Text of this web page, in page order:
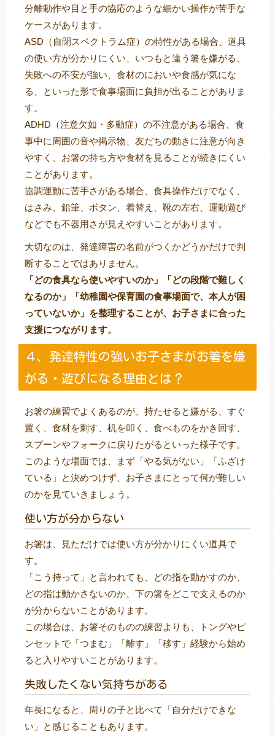
分離動作や目と手の協応のような細かい操作が苦手な
ケースがあります。
ASD（自閉スペクトラム症）の特性がある場合、道具
の使い方が分かりにくい、いつもと違う箸を嫌がる、
失敗への不安が強い、食材のにおいや食感が気にな
る、といった形で食事場面に負担が出ることがありま
す。
ADHD（注意欠如・多動症）の不注意がある場合、食
事中に周囲の音や掲示物、友だちの動きに注意が向き
やすく、お箸の持ち方や食材を見ることが続きにくい
ことがあります。
協調運動に苦手さがある場合、食具操作だけでなく、
はさみ、鉛筆、ボタン、着替え、靴の左右、運動遊び
などでも不器用さが見えやすいことがあります。
大切なのは、発達障害の名前がつくかどうかだけで判
断することではありません。
「どの食具なら使いやすいのか」「どの段階で難しく
なるのか」「幼稚園や保育園の食事場面で、本人が困
っていないか」を整理することが、お子さまに合った
支援につながります。
４、発達特性の強いお子さまがお箸を嫌
がる・遊びになる理由とは？
お箸の練習でよくあるのが、持たせると嫌がる、すぐ
置く、食材を刺す、机を叩く、食べものをかき回す、
スプーンやフォークに戻りたがるといった様子です。
このような場面では、まず「やる気がない」「ふざけ
ている」と決めつけず、お子さまにとって何が難しい
のかを見ていきましょう。
使い方が分からない
お箸は、見ただけでは使い方が分かりにくい道具で
す。
「こう持って」と言われても、どの指を動かすのか、
どの指は動かさないのか、下の箸をどこで支えるのか
が分からないことがあります。
この場合は、お箸そのものの練習よりも、トングやピ
ンセットで「つまむ」「離す」「移す」経験から始め
ると入りやすいことがあります。
失敗したくない気持ちがある
年長になると、周りの子と比べて「自分だけできな
い」と感じることもあります。